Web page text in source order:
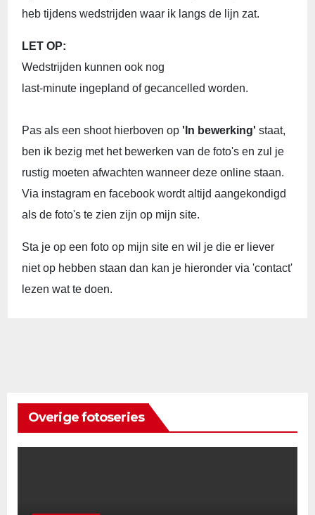
heb tijdens wedstrijden waar ik langs de lijn zat.
LET OP:
Wedstrijden kunnen ook nog
last-minute ingepland of gecancelled worden.
Pas als een shoot hierboven op 'In bewerking' staat,
ben ik bezig met het bewerken van de foto's en zul je
rustig moeten afwachten wanneer deze online staan.
Via instagram en facebook wordt altijd aangekondigd
als de foto's te zien zijn op mijn site.
Sta je op een foto op mijn site en wil je die er liever
niet op hebben staan dan kan je hieronder via 'contact'
lezen wat te doen.
Overige fotoseries